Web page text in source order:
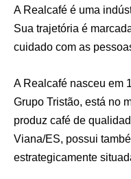
A Realcafé é uma
Sua trajetória é
cuidado com as
A Realcafé nasceu em
Grupo Tristão, está no
produz café de
Viana/ES, possui
estrategicamente